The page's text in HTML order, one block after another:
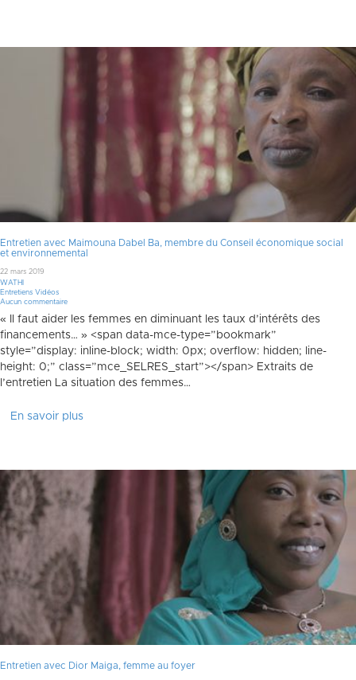
Entretien avec Maimouna Dabel Ba, membre du Conseil économique social
et environnemental
22 mars 2019
WATHI
Entretiens Vidéos
Aucun commentaire
« Il faut aider les femmes en diminuant les taux d’intérêts des
financements… » <span data-mce-type=”bookmark”
style=”display: inline-block; width: 0px; overflow: hidden; line-
height: 0;” class=”mce_SELRES_start”> </span> Extraits de
l’entretien La situation des femmes…
En savoir plus
Entretien avec Dior Maiga, femme au foyer